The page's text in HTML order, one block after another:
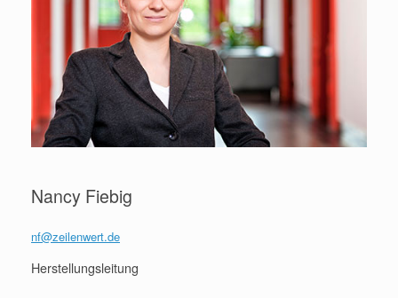
Nancy Fiebig
nf@zeilenwert.de
Herstellungsleitung